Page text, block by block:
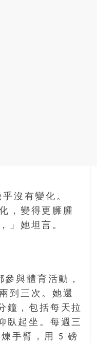
沒有變化。
，變得更臃腫
」她坦言。
與體育活動，
到三次。她還
鐘，包括每天拉
臥起坐。每週三
手臂，用 5 磅